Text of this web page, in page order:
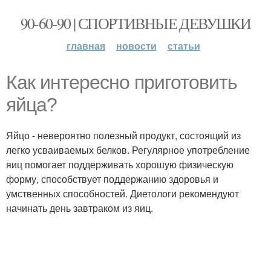
90-60-90 | СПОРТИВНЫЕ ДЕВУШКИ
главная новости статьи
Как интересно приготовить
яйца?
Яйцо - невероятно полезный продукт, состоящий из
легко усваиваемых белков. Регулярное употребление
яиц помогает поддерживать хорошую физическую
форму, способствует поддержанию здоровья и
умственных способностей. Диетологи рекомендуют
начинать день завтраком из яиц.